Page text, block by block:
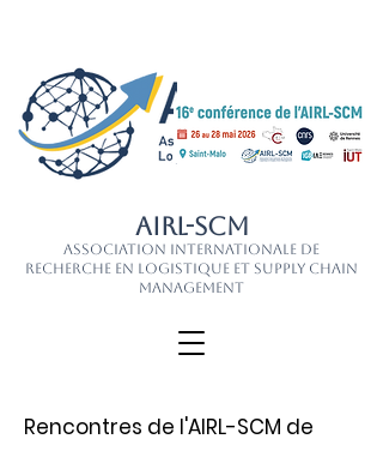
AIRL-SCM
Association Internationale de
Recherche en Logistique et Supply Chain
Management
Rencontres de l'AIRL-SCM de